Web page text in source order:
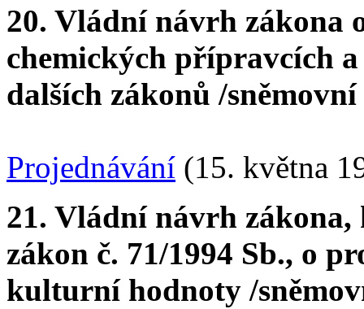
20. Vládní návrh zákona
chemických přípravcích
dalších zákonů /
Projednávání (15. května
21. Vládní návrh
zákon č. 71/1994 Sb., o
kulturní hodnoty /